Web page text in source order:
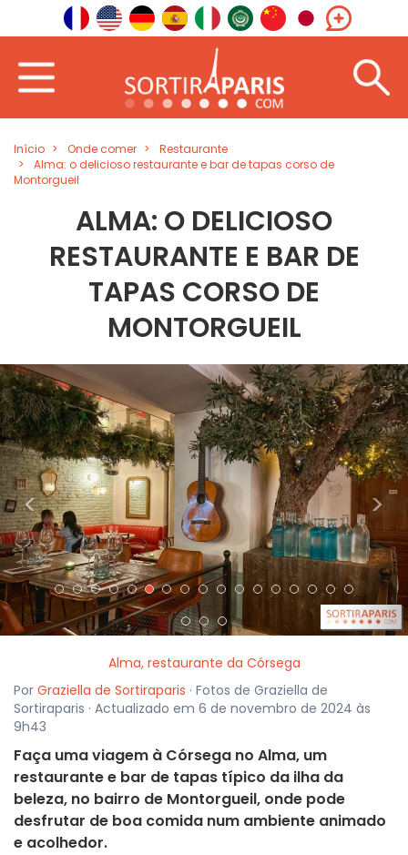
Início Onde comer
Restaurante
Alma: o delicioso restaurante e bar de tapas corso de
Montorgueil
ALMA: O DELICIOSO
RESTAURANTE E BAR DE
TAPAS CORSO DE
MONTORGUEIL
< >
Alma, restaurante da Córsega
Por Graziella de Sortiraparis · Fotos de Graziella de
Sortiraparis · Actualizado em 6 de novembro de 2024 às
9h43
Faça uma viagem à Córsega no Alma, um
restaurante e bar de tapas típico da ilha da
beleza, no bairro de Montorgueil, onde pode
desfrutar de boa comida num ambiente animado
e acolhedor.